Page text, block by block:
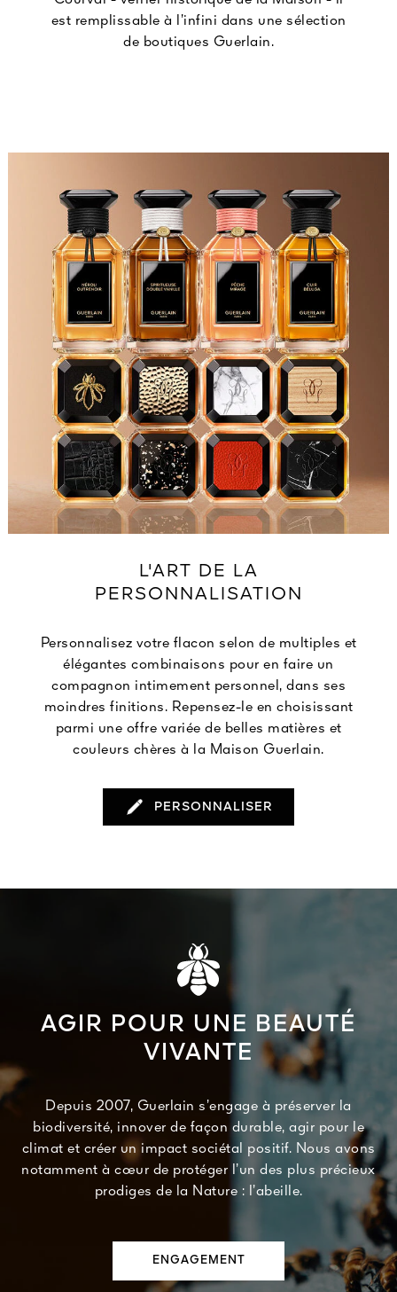
est remplissable à l’infini dans une sélection
de boutiques Guerlain.
L'ART DE LA
PERSONNALISATION
Personnalisez votre flacon selon de multiples et
élégantes combinaisons pour en faire un
compagnon intimement personnel, dans ses
moindres finitions. Repensez-le en choisissant
parmi une offre variée de belles matières et
couleurs chères à la Maison Guerlain.
PERSONNALISER
AGIR POUR UNE BEAUTÉ
VIVANTE
Depuis 2007, Guerlain s’engage à préserver la
biodiversité, innover de façon durable, agir pour le
climat et créer un impact sociétal positif. Nous avons
notamment à cœur de protéger l’un des plus précieux
prodiges de la Nature : l’abeille.
ENGAGEMENT